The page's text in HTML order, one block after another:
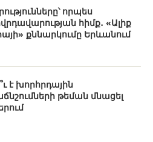
որպես
հիմք․ «Ալիք
քննարկումը Երևանում
է խորհրդային
թեման մնացել